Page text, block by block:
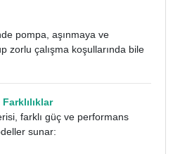
pompa, aşınmaya ve
zorlu çalışma koşullarında bile
farklı güç ve performans
sunar: